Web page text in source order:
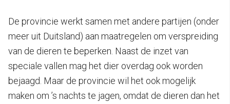
De provincie werkt samen met andere partijen (onder
meer uit Duitsland) aan maatregelen om verspreiding
van de dieren te beperken. Naast de inzet van
speciale vallen mag het dier overdag ook worden
bejaagd. Maar de provincie wil het ook mogelijk
maken om ’s nachts te jagen, omdat de dieren dan het